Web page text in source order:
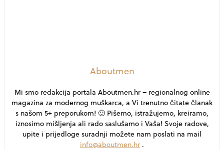
Aboutmen
Mi smo redakcija portala Aboutmen.hr – regionalnog online
magazina za modernog muškarca, a Vi trenutno čitate članak
s našom 5+ preporukom! 🙂 Pišemo, istražujemo, kreiramo,
iznosimo mišljenja ali rado saslušamo i Vaša! Svoje radove,
upite i prijedloge suradnji možete nam poslati na mail
info@aboutmen.hr .